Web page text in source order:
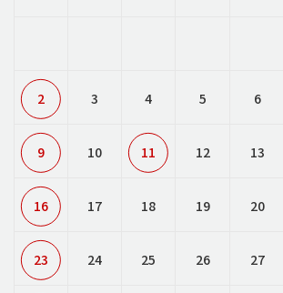
2 3 4 5 6
9 10 11 12 13
16 17 18 19 20
23 24 25 26 27